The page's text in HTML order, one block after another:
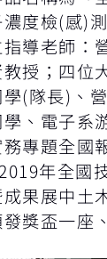
度檢(感)
導老師：
授；四位
(隊長)、
、電子系
專題全國
年全國
果展中土
獎盃一座